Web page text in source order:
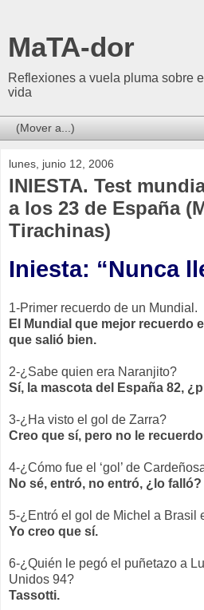
MaTA-dor
Reflexiones a vuela pluma sobre
vida
lunes, junio 12, 2006
INIESTA. Test
a los 23 de España
Tirachinas)
Iniesta: “Nunca
1-Primer recuerdo de un Mundial.
El Mundial que mejor recuerdo
que salió bien.
2-¿Sabe quien era Naranjito?
Sí, la mascota del España 82,
3-¿Ha visto el gol de Zarra?
Creo que sí, pero no le
4-¿Cómo fue el ‘gol’ de
No sé, entró, no entró, ¿lo falló?
5-¿Entró el gol de Michel a Brasil
Yo creo que sí.
6-¿Quién le pegó el puñetazo a
Unidos 94?
Tassotti.